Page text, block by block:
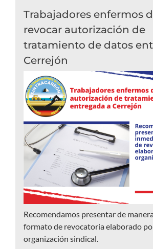
Trabajadores enfermos
revocar autorización de
tratamiento de datos
Cerrejón
Recomendamos presentar de
formato de revocatoria elaborado
organización sindical.